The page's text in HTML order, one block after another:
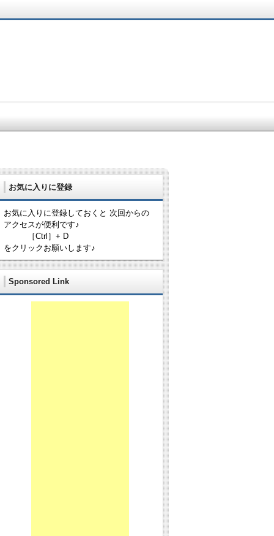
お気に入りに登録
お気に入りに登録しておくと 次回からの
アクセスが便利です♪
［Ctrl］+ D
をクリックお願いします♪
Sponsored Link